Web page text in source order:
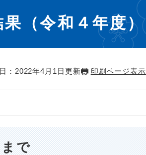
（令和４年度）
：2022年4月1日更新 印刷ページ表示
で